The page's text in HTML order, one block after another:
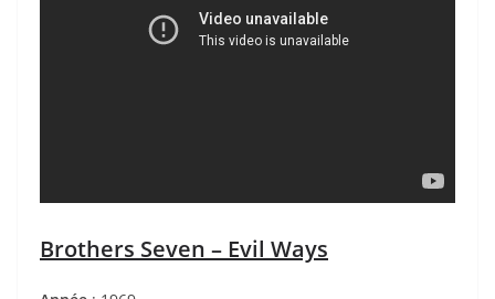
Brothers Seven – Evil Ways